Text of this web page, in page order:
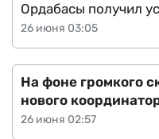
26 июня 03:05
Ордабасы получил
26 июня 02:57
На фоне громкого
нового